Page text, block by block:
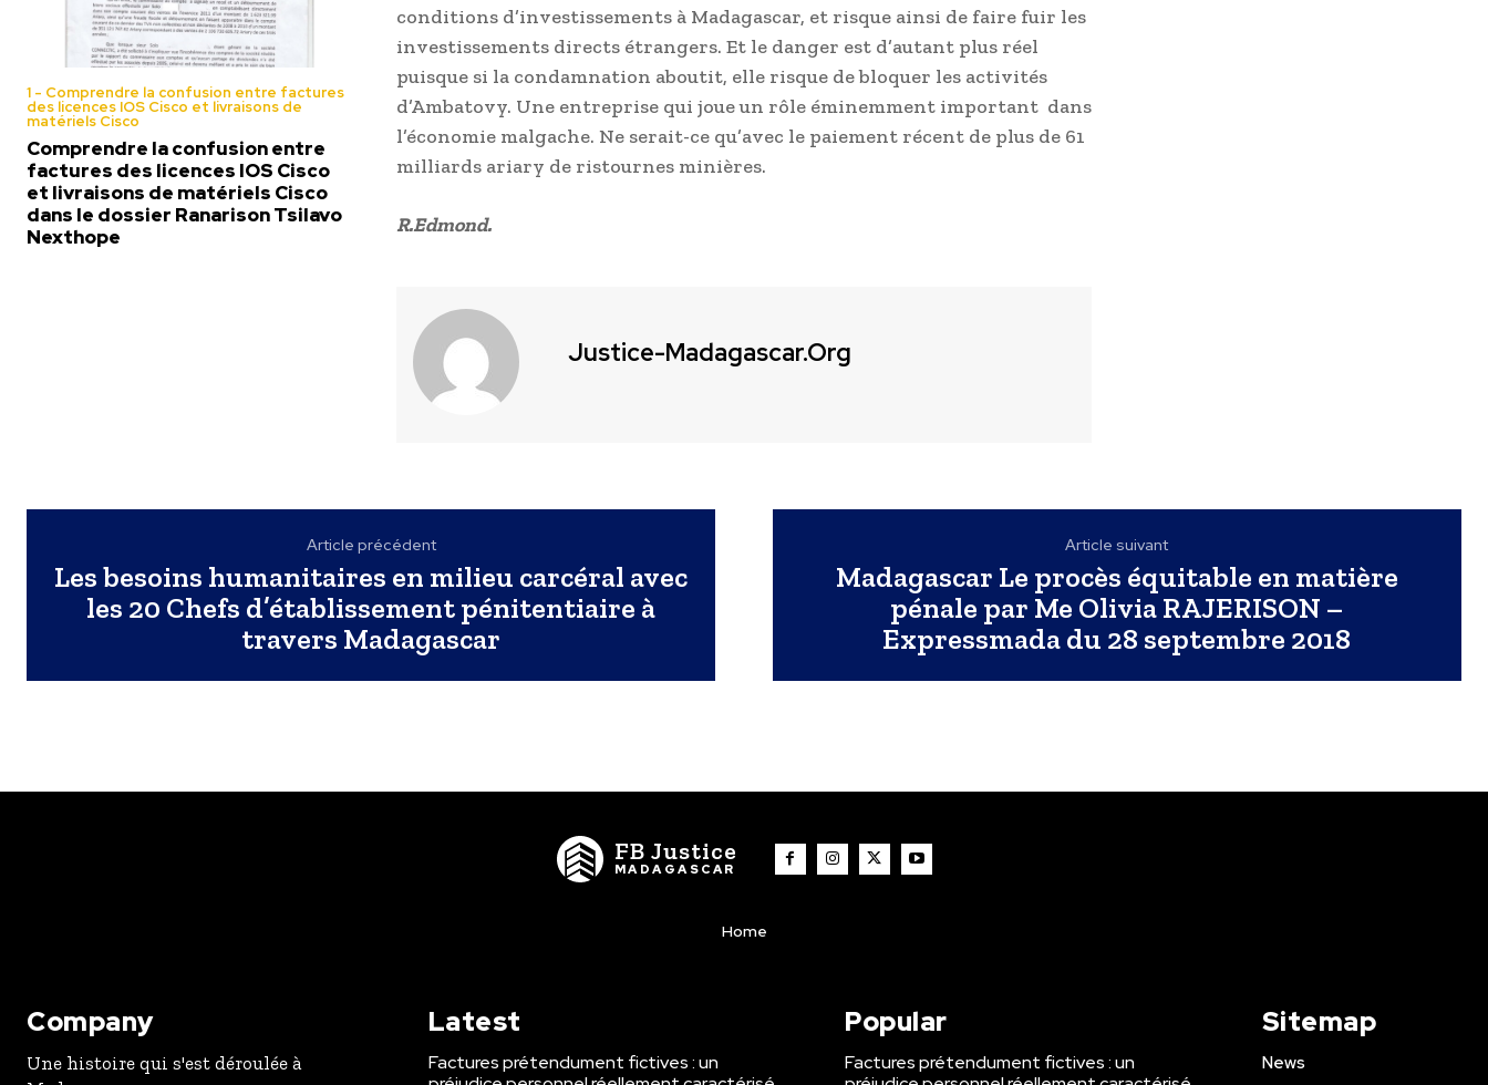
1 - Comprendre la confusion entre factures
des licences IOS Cisco et livraisons de
matériels Cisco
Comprendre la confusion entre
factures des licences IOS Cisco
et livraisons de matériels Cisco
dans le dossier Ranarison Tsilavo
Nexthope
conditions d’investissements à Madagascar, et risque ainsi de faire fuir les
investissements directs étrangers. Et le danger est d’autant plus réel
puisque si la condamnation aboutit, elle risque de bloquer les activités
d’Ambatovy. Une entreprise qui joue un rôle éminemment important dans
l’économie malgache. Ne serait-ce qu’avec le paiement récent de plus de 61
milliards ariary de ristournes minières.
R.Edmond.
Justice-Madagascar.org
Article précédent
Les besoins humanitaires en milieu carcéral avec
les 20 Chefs d’établissement pénitentiaire à
travers Madagascar
Article suivant
Madagascar Le procès équitable en matière
pénale par Me Olivia RAJERISON –
Expressmada du 28 septembre 2018
FB Justice
MADAGASCAR
Home
Company
Une histoire qui s'est déroulée à
Latest
Factures prétendument fictives : un
Popular
Factures prétendument fictives : un
Sitemap
News